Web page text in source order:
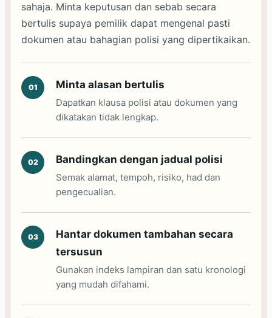
sahaja. Minta keputusan dan sebab secara
bertulis supaya pemilik dapat mengenal pasti
dokumen atau bahagian polisi yang dipertikaikan.
Minta alasan bertulis
Dapatkan klausa polisi atau dokumen yang
dikatakan tidak lengkap.
Bandingkan dengan jadual polisi
Semak alamat, tempoh, risiko, had dan
pengecualian.
Hantar dokumen tambahan secara
tersusun
Gunakan indeks lampiran dan satu kronologi
yang mudah difahami.